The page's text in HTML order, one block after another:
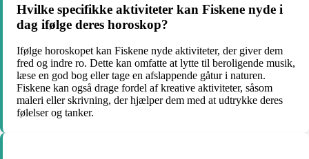
Hvilke specifikke aktiviteter kan Fiskene nyde i
dag ifølge deres horoskop?
Ifølge horoskopet kan Fiskene nyde aktiviteter, der giver dem
fred og indre ro. Dette kan omfatte at lytte til beroligende musik,
læse en god bog eller tage en afslappende gåtur i naturen.
Fiskene kan også drage fordel af kreative aktiviteter, såsom
maleri eller skrivning, der hjælper dem med at udtrykke deres
følelser og tanker.